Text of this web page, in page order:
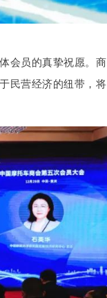
会员的真挚祝愿。 商
民营经济的纽带，将